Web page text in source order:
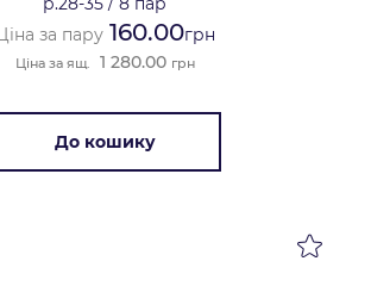
за пару160.00грн
Ціна за ящ. 1 280.00 грн
До кошику